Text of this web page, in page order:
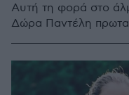
Αυτή τη φορά στο
Δώρα Παντέλη